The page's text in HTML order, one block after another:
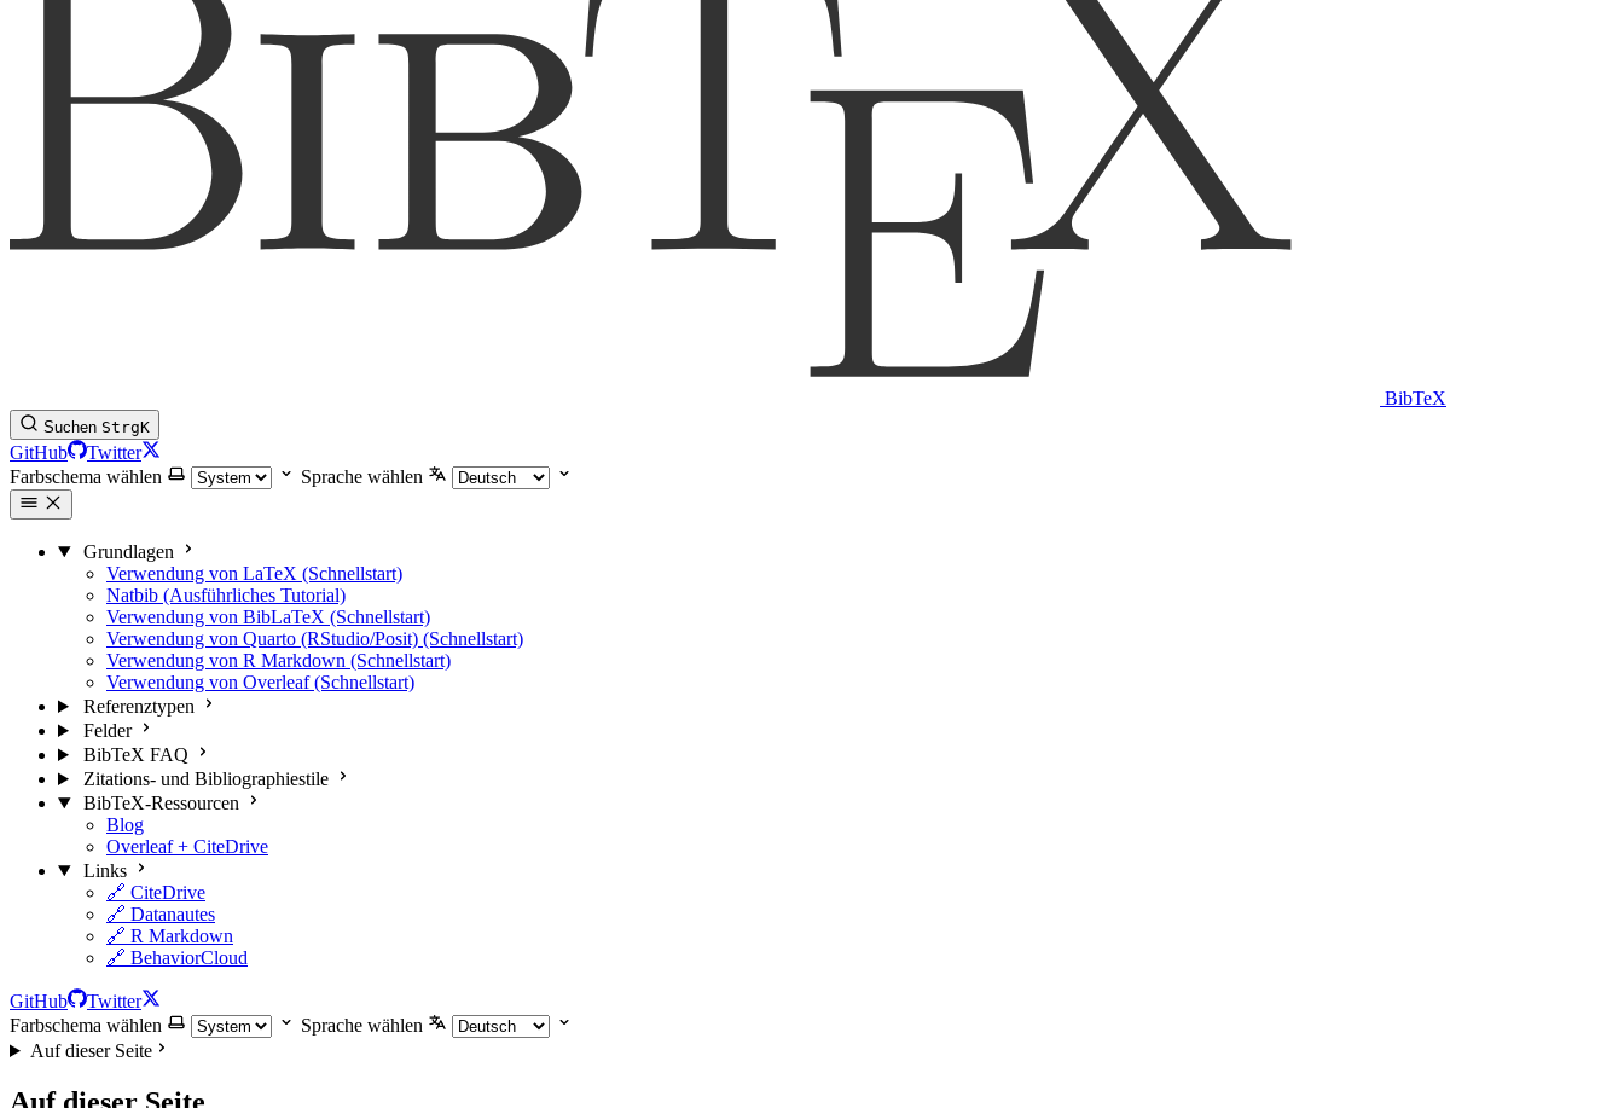
BibTeX
Suchen StrgK
GitHub
Twitter
Farbschema wählen
Sprache wählen
Grundlagen
Verwendung von LaTeX (Schnellstart)
Natbib (Ausführliches Tutorial)
Verwendung von BibLaTeX (Schnellstart)
Verwendung von Quarto (RStudio/Posit) (Schnellstart)
Verwendung von R Markdown (Schnellstart)
Verwendung von Overleaf (Schnellstart)
Referenztypen
Felder
BibTeX FAQ
Zitations- und Bibliographiestile
BibTeX-Ressourcen
Blog
Overleaf + CiteDrive
Links
🔗 CiteDrive
🔗 Datanautes
🔗 R Markdown
🔗 BehaviorCloud
GitHub
Twitter
Farbschema wählen
Sprache wählen
Auf dieser Seite